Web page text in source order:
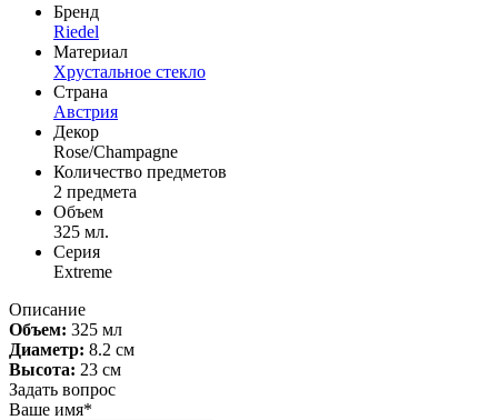
Бренд
Riedel
Материал
Хрустальное стекло
Страна
Австрия
Декор
Rose/Champagne
Количество предметов
2 предмета
Объем
325 мл.
Серия
Extreme
Описание
Объем: 325 мл
Диаметр: 8.2 см
Высота: 23 см
Задать вопрос
Ваше имя*